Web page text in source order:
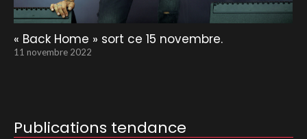
« Back Home » sort ce 15 novembre.
11 novembre 2022
Publications tendance